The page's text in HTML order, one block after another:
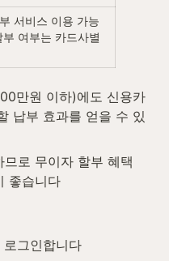
서비스 이용 가능
여부는 카드사별
만원 이하)에도 신용카
납부 효과를 얻을 수 있
로 무이자 할부 혜택
좋습니다
로그인합니다